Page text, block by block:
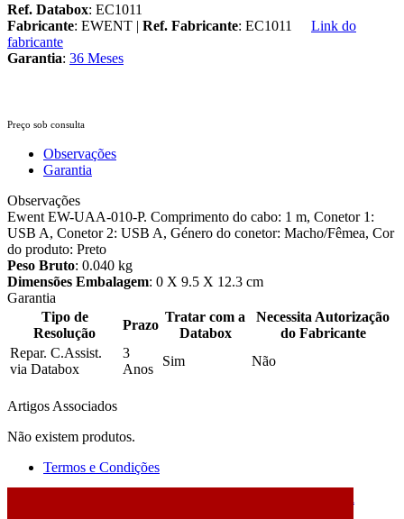
Ref. Databox: EC1011
Fabricante: EWENT | Ref. Fabricante: EC1011
Link do
fabricante
Garantia: 36 Meses
Preço sob consulta
Observações
Garantia
Observações
Ewent EW-UAA-010-P. Comprimento do cabo: 1 m, Conetor 1:
USB A, Conetor 2: USB A, Género do conetor: Macho/Fêmea, Cor
do produto: Preto
Peso Bruto: 0.040 kg
Dimensões Embalagem: 0 X 9.5 X 12.3 cm
Garantia
Tipo de
Resolução
Prazo
Tratar com a
Databox
Necessita Autorização
do Fabricante
Repar. C.Assist.
via Databox
3
Anos
Sim Não
Artigos Associados
Não existem produtos.
Termos e Condições